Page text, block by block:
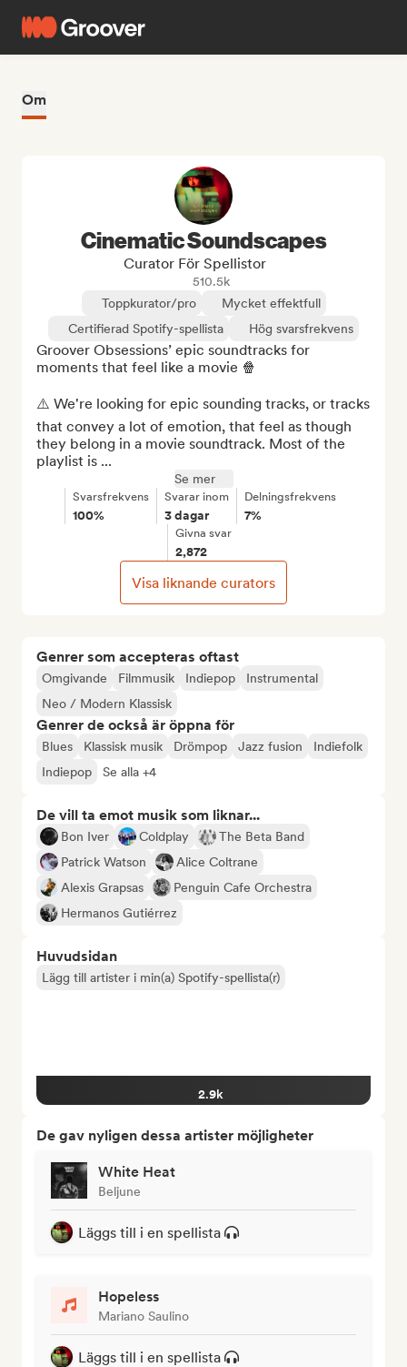
Om
Genrer som accepteras oftast
Omgivande Filmmusik Indiepop
Instrumental
Neo / Modern Klassisk
Genrer de också är öppna för
Blues Klassisk musik Drömpop Jazz fusion
Indiefolk
Indiepop
Se alla +4
De vill ta emot musik som liknar...
Bon Iver Coldplay
The Beta Band
Patrick Watson
Alice Coltrane
Alexis Grapsas
Penguin Cafe Orchestra
Hermanos Gutiérrez
Huvudsidan
Lägg till artister i min(a) Spotify-spellista(r)
2.9k
De gav nyligen dessa artister möjligheter
White Heat
Beljune
Läggs till i en spellista
Hopeless
Mariano Saulino
Läggs till i en spellista
Cinematic Soundscapes
Curator För Spellistor
510.5k
Toppkurator/pro
Mycket effektfull
Certifierad Spotify-spellista
Hög svarsfrekvens
Groover Obsessions’ epic soundtracks for
moments that feel like a movie 🍿
⚠️ We're looking for epic sounding tracks, or tracks
that convey a lot of emotion, that feel as though
they belong in a movie soundtrack. Most of the
playlist is ...
Se mer
Svarsfrekvens
100%
Svarar inom
3 dagar
Delningsfrekvens
7%
Givna svar
2,872
Visa liknande curators